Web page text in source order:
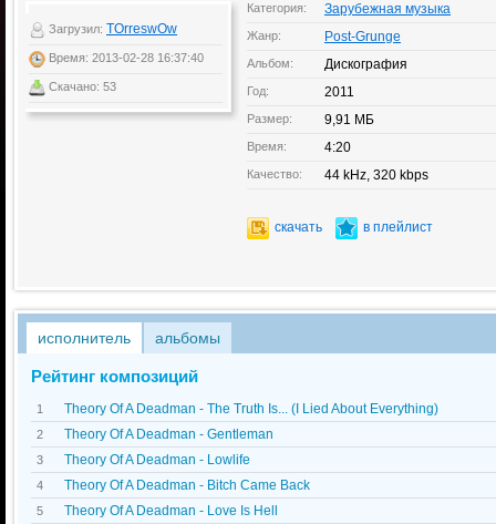
Загрузил: TOrreswOw
Время: 2013-02-28 16:37:40
Скачано: 53
Категория: Зарубежная музыка
Жанр: Post-Grunge
Альбом: Дискография
Год: 2011
Размер: 9,91 МБ
Время: 4:20
Качество: 44 kHz, 320 kbps
скачать в плейлист
исполнитель альбомы
Рейтинг композиций
1 Theory Of A Deadman - The Truth Is... (I Lied About Everything)
2 Theory Of A Deadman - Gentleman
3 Theory Of A Deadman - Lowlife
4 Theory Of A Deadman - Bitch Came Back
5 Theory Of A Deadman - Love Is Hell